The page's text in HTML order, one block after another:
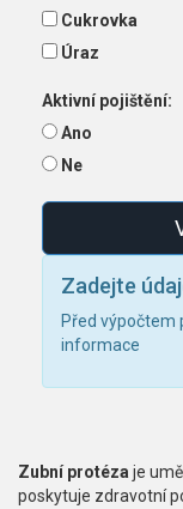
Cukrovka
Úraz
Aktivní pojištění:
Ano
Ne
Zadejte
Před výpočtem
informace
Zubní protéza je
poskytuje zdravotní